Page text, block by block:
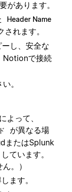
があります。
Header Name
れます。
し、安全な
Notionで接続
。
よって、
が異なる場
またはSplunk
ています。
。）
ます。